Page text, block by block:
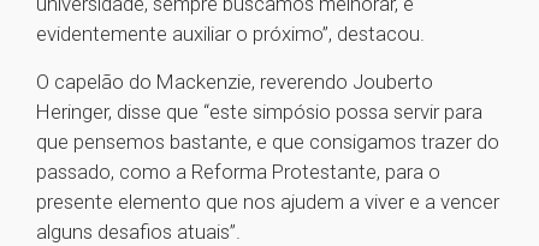
evidentemente auxiliar o próximo”, destacou.
O capelão do Mackenzie, reverendo Jouberto
Heringer, disse que “este simpósio possa servir para
que pensemos bastante, e que consigamos trazer do
passado, como a Reforma Protestante, para o
presente elemento que nos ajudem a viver e a vencer
alguns desafios atuais”.